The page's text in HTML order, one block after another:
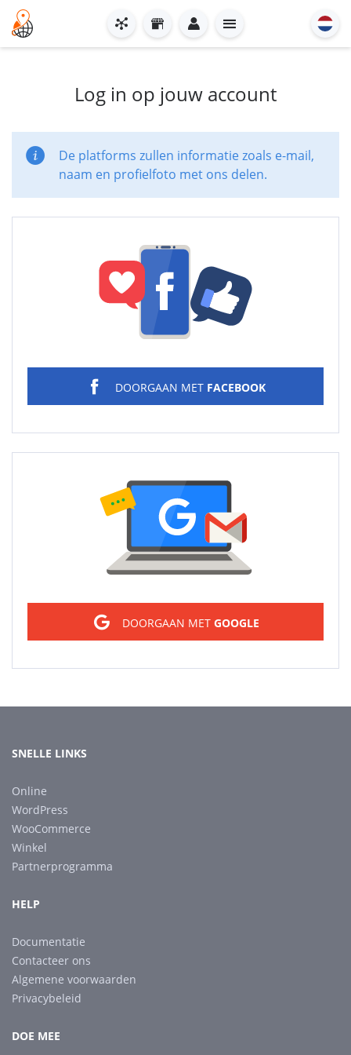
Log in op jouw account
De platforms zullen informatie zoals e-mail,
naam en profielfoto met ons delen.
DOORGAAN MET FACEBOOK
DOORGAAN MET GOOGLE
SNELLE LINKS
Online
WordPress
WooCommerce
Winkel
Partnerprogramma
HELP
Documentatie
Contacteer ons
Algemene voorwaarden
Privacybeleid
DOE MEE